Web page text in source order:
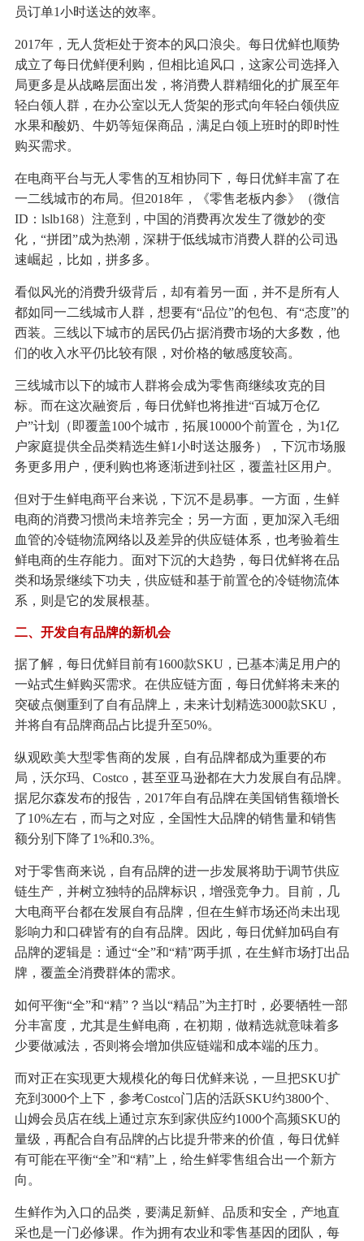
员订单1小时送达的效率。
2017年，无人货柜处于资本的风口浪尖。每日优鲜也顺势
成立了每日优鲜便利购，但相比追风口，这家公司选择入
局更多是从战略层面出发，将消费人群精细化的扩展至年
轻白领人群，在办公室以无人货架的形式向年轻白领供应
水果和酸奶、牛奶等短保商品，满足白领上班时的即时性
购买需求。
在电商平台与无人零售的互相协同下，每日优鲜丰富了在
一二线城市的布局。但2018年，《零售老板内参》（微信
ID：lslb168）注意到，中国的消费再次发生了微妙的变
化，“拼团”成为热潮，深耕于低线城市消费人群的公司迅
速崛起，比如，拼多多。
看似风光的消费升级背后，却有着另一面，并不是所有人
都如同一二线城市人群，想要有“品位”的包包、有“态度”的
西装。三线以下城市的居民仍占据消费市场的大多数，他
们的收入水平仍比较有限，对价格的敏感度较高。
三线城市以下的城市人群将会成为零售商继续攻克的目
标。而在这次融资后，每日优鲜也将推进“百城万仓亿
户”计划（即覆盖100个城市，拓展10000个前置仓，为1亿
户家庭提供全品类精选生鲜1小时送达服务），下沉市场服
务更多用户，便利购也将逐渐进到社区，覆盖社区用户。
但对于生鲜电商平台来说，下沉不是易事。一方面，生鲜
电商的消费习惯尚未培养完全；另一方面，更加深入毛细
血管的冷链物流网络以及差异的供应链体系，也考验着生
鲜电商的生存能力。面对下沉的大趋势，每日优鲜将在品
类和场景继续下功夫，供应链和基于前置仓的冷链物流体
系，则是它的发展根基。
二、开发自有品牌的新机会
据了解，每日优鲜目前有1600款SKU，已基本满足用户的
一站式生鲜购买需求。在供应链方面，每日优鲜将未来的
突破点侧重到了自有品牌上，未来计划精选3000款SKU，
并将自有品牌商品占比提升至50%。
纵观欧美大型零售商的发展，自有品牌都成为重要的布
局，沃尔玛、Costco，甚至亚马逊都在大力发展自有品牌。
据尼尔森发布的报告，2017年自有品牌在美国销售额增长
了10%左右，而与之对应，全国性大品牌的销售量和销售
额分别下降了1%和0.3%。
对于零售商来说，自有品牌的进一步发展将助于调节供应
链生产，并树立独特的品牌标识，增强竞争力。目前，几
大电商平台都在发展自有品牌，但在生鲜市场还尚未出现
影响力和口碑皆有的自有品牌。因此，每日优鲜加码自有
品牌的逻辑是：通过“全”和“精”两手抓，在生鲜市场打出品
牌，覆盖全消费群体的需求。
如何平衡“全”和“精”？当以“精品”为主打时，必要牺牲一部
分丰富度，尤其是生鲜电商，在初期，做精选就意味着多
少要做减法，否则将会增加供应链端和成本端的压力。
而对正在实现更大规模化的每日优鲜来说，一旦把SKU扩
充到3000个上下，参考Costco门店的活跃SKU约3800个、
山姆会员店在线上通过京东到家供应约1000个高频SKU的
量级，再配合自有品牌的占比提升带来的价值，每日优鲜
有可能在平衡“全”和“精”上，给生鲜零售组合出一个新方
向。
生鲜作为入口的品类，要满足新鲜、品质和安全，产地直
采也是一门必修课。作为拥有农业和零售基因的团队，每